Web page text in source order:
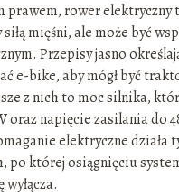
prawem, rower elektryczny
mięśni, ale może być
Przepisy jasno
e-bike, aby mógł być
z nich to moc silnika,
oraz napięcie zasilania do
elektryczne działa
po której osiągnięciu